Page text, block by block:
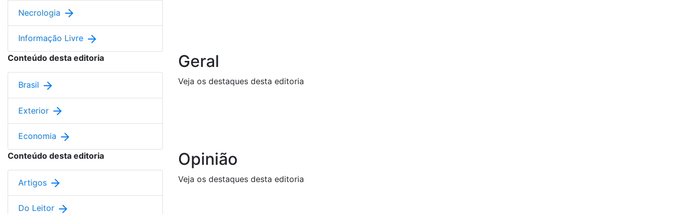
Necrologia
Informação Livre
Conteúdo desta editoria
Brasil
Exterior
Economia
Geral
Veja os destaques desta editoria
Conteúdo desta editoria
Artigos
Do Leitor
Opinião
Veja os destaques desta editoria